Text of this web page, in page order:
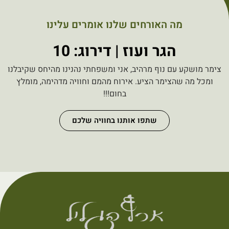
מה האורחים שלנו אומרים עלינו
הגר ועוז | דירוג: 10
צימר מושקע עם נוף מרהיב, אני ומשפחתי נהנינו מהיחס שקיבלנו
ומכל מה שהצימר הציע. אירוח מהמם וחוויה מדהימה, מומלץ
בחום!!!
שתפו אותנו בחוויה שלכם